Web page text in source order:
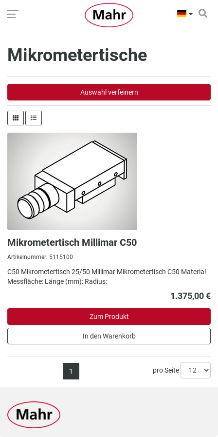
Mikrometertische
Auswahl verfeinern
Mikrometertisch Millimar C50
Artikelnummer: 5115100
C50 Mikrometertisch 25/50 Millimar Mikrometertisch C50 Material
Messfläche: Länge (mm): Radius:
1.375,00 €
Zum Produkt
In den Warenkorb
1 pro Seite